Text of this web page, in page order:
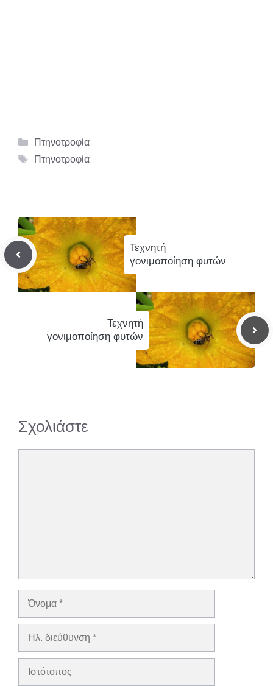
Κατηγορίες
Πτηνοτροφία
Ετικέτες
Πτηνοτροφία
Τεχνητή
γονιμοποίηση φυτών
Τεχνητή
γονιμοποίηση φυτών
Σχολιάστε
Όνομα
Ηλ.
Ιστότοπος